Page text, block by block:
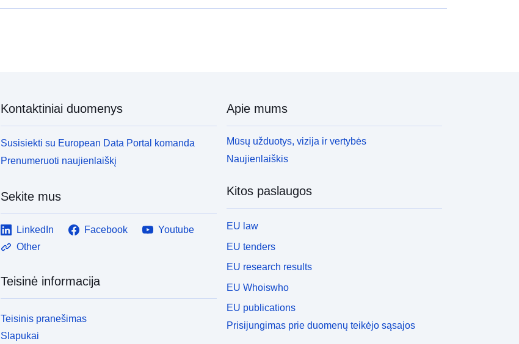
Kontaktiniai duomenys
Susisiekti su European Data Portal komanda
Prenumeruoti naujienlaiškį
Sekite mus
LinkedIn Facebook
Youtube
Other
Teisinė informacija
Teisinis pranešimas
Slapukai
Apie mums
Mūsų užduotys, vizija ir vertybės
Naujienlaiškis
Kitos paslaugos
EU law
EU tenders
EU research results
EU Whoiswho
EU publications
Prisijungimas prie duomenų teikėjo sąsajos